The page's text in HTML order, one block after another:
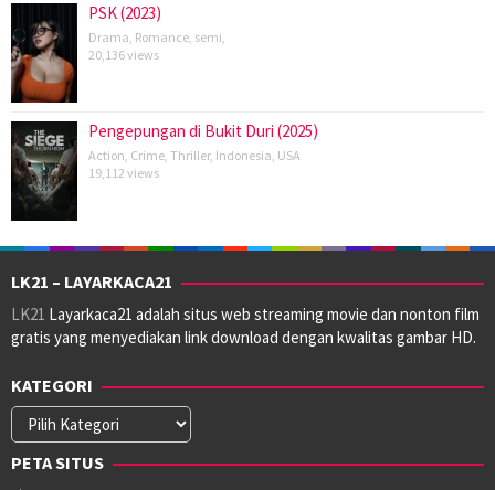
PSK (2023)
Drama Romance semi
20,136 views
Pengepungan di Bukit Duri (2025)
Action Crime Thriller, Indonesia USA
19,112 views
LK21 – LAYARKACA21
LK21 Layarkaca21 adalah situs web streaming movie dan nonton film
gratis yang menyediakan link download dengan kwalitas gambar HD.
KATEGORI
Kategori
PETA SITUS